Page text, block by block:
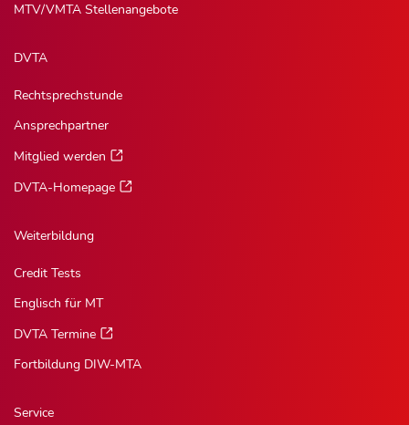
MTV/VMTA Stellenangebote
DVTA
Rechtsprechstunde
Ansprechpartner
Mitglied werden
DVTA-Homepage
Weiterbildung
Credit Tests
Englisch für MT
DVTA Termine
Fortbildung DIW-MTA
Service